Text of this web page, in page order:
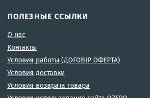
ПОЛЕЗНЫЕ ССЫЛКИ
О нас
Контакты
Условия работы (ДОГОВІР ОФЕРТА)
Условия доставки
Условия возврата товара